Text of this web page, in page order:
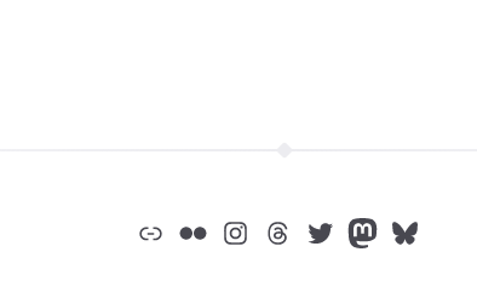
LienFlickrInstagram
Threads
Twitter
Mastodon
Bluesky